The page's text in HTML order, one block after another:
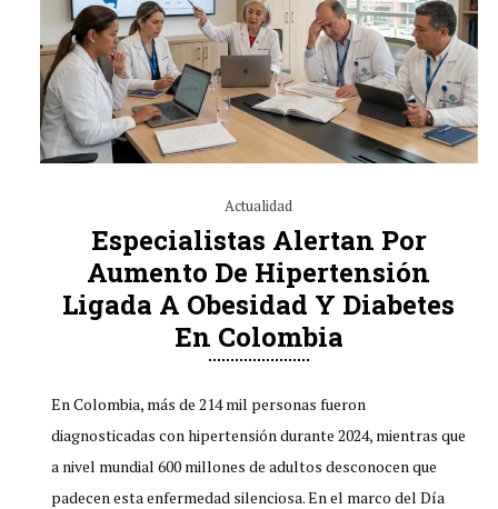
Actualidad
Especialistas Alertan Por
Aumento De Hipertensión
Ligada A Obesidad Y Diabetes
En Colombia
En Colombia, más de 214 mil personas fueron
diagnosticadas con hipertensión durante 2024, mientras que
a nivel mundial 600 millones de adultos desconocen que
padecen esta enfermedad silenciosa. En el marco del Día